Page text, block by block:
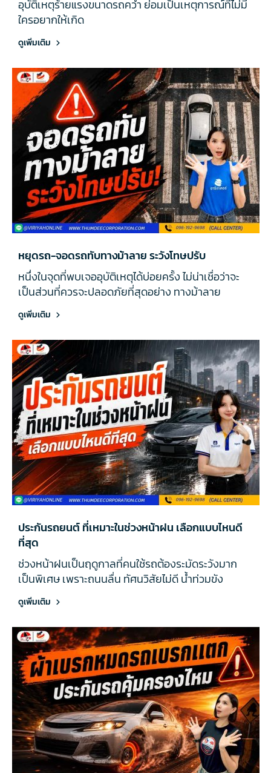
อุบัติเหตุร้ายแรงขนาดรถคว่ำ ย่อมเป็นเหตุการณ์ที่ไม่มี
ใครอยากให้เกิด
ดูเพิ่มเติม
หยุดรถ-จอดรถทับทางม้าลาย ระวังโทษปรับ
หนึ่งในจุดที่พบเจออุบัติเหตุได้บ่อยครั้ง ไม่น่าเชื่อว่าจะ
เป็นส่วนที่ควรจะปลอดภัยที่สุดอย่าง ทางม้าลาย
ดูเพิ่มเติม
ประกันรถยนต์ ที่เหมาะในช่วงหน้าฝน เลือกแบบไหนดี
ที่สุด
ช่วงหน้าฝนเป็นฤดูกาลที่คนใช้รถต้องระมัดระวังมาก
เป็นพิเศษ เพราะถนนลื่น ทัศนวิสัยไม่ดี น้ำท่วมขัง
ดูเพิ่มเติม